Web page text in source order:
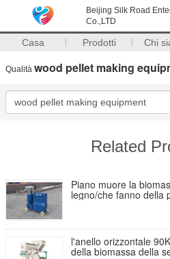
Beijing Silk Road
Co.,LTD
Casa Prodotti Chi
Qualità wood pellet making
Related
Piano muore la
legno/che fanno della
casa eleggono con
l'anello orizzontale
della biomassa della